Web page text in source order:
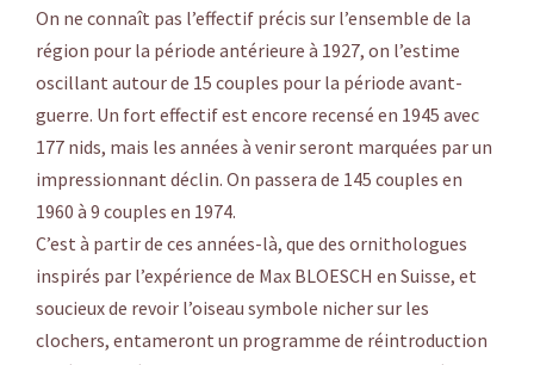
On ne connaît pas l’effectif précis sur l’ensemble de la
région pour la période antérieure à 1927, on l’estime
oscillant autour de 15 couples pour la période avant-
guerre. Un fort effectif est encore recensé en 1945 avec
177 nids, mais les années à venir seront marquées par un
impressionnant déclin. On passera de 145 couples en
1960 à 9 couples en 1974.
C’est à partir de ces années-là, que des ornithologues
inspirés par l’expérience de Max BLOESCH en Suisse, et
soucieux de revoir l’oiseau symbole nicher sur les
clochers, entameront un programme de réintroduction